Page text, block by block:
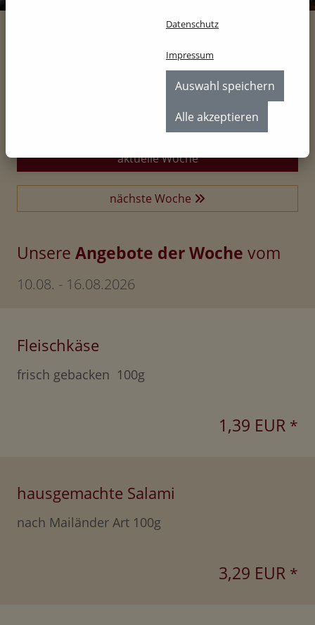
aktuelle Woche
nächste Woche
Unsere Angebote der Woche vom
10.08. - 16.08.2026
Fleischkäse
frisch gebacken 100g
1,39 EUR *
hausgemachte Salami
nach Mailänder Art 100g
3,29 EUR *
Datenschutz
Impressum
Auswahl speichern
Alle akzeptieren